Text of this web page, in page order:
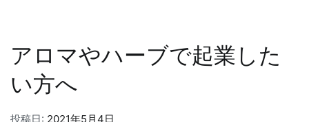
アロマやハーブで起業した
い方へ
投稿日: 2021年5月4日